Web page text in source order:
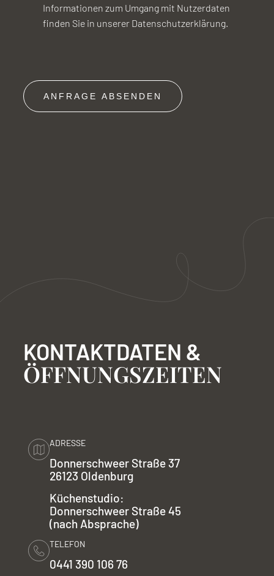
Informationen zum Umgang mit Nutzerdaten
finden Sie in unserer Datenschutzerklärung.
ANFRAGE ABSENDEN
KONTAKTDATEN &
ÖFFNUNGSZEITEN
ADRESSE
Donnerschweer Straße 37
26123 Oldenburg
Küchenstudio:
Donnerschweer Straße 45
(nach Absprache)
TELEFON
0441 390 106 76